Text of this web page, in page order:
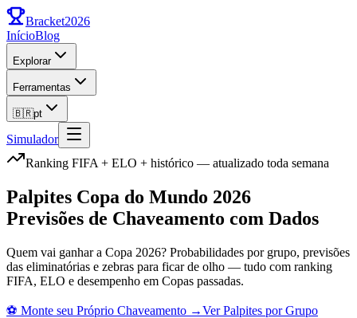
Bracket2026
InícioBlog
Explorar
Ferramentas
🇧🇷pt
Simulador
Ranking FIFA + ELO + histórico — atualizado toda semana
Palpites Copa do Mundo 2026
Previsões de Chaveamento com Dados
Quem vai ganhar a Copa 2026? Probabilidades por grupo, previsões
das eliminatórias e zebras para ficar de olho — tudo com ranking
FIFA, ELO e desempenho em Copas passadas.
⚽ Monte seu Próprio Chaveamento →Ver Palpites por Grupo